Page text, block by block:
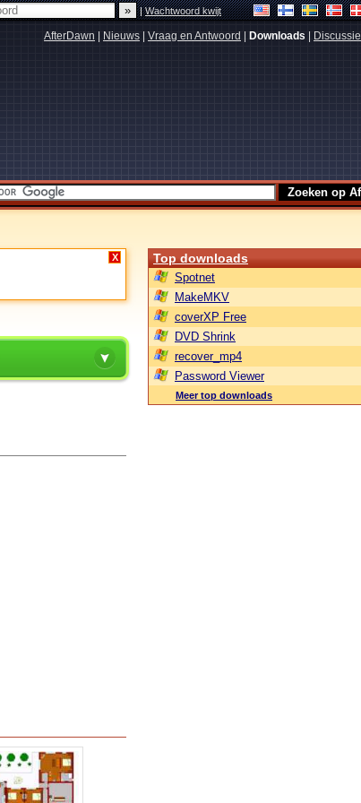
|Wachtwoord kwijt
AfterDawn Nieuws Vraag en Antwoord Downloads Discussie
X Top downloads
Spotnet
MakeMKV
coverXP Free
DVD Shrink
recover_mp4
Password Viewer
Meer top downloads